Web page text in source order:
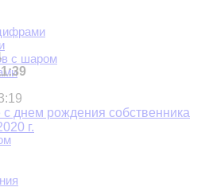
с шаром
днем рождения собственника
г.